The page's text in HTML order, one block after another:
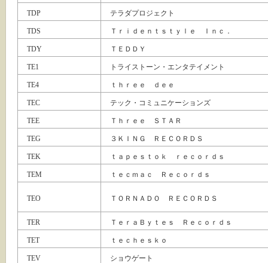
TDP テラダプロジェクト
TDS Ｔｒｉｄｅｎｔｓｔｙｌｅ Ｉｎｃ．
TDY ＴＥＤＤＹ
TE1 トライストーン・エンタテイメント
TE4 ｔｈｒｅｅ ｄｅｅ
TEC テック・コミュニケーションズ
TEE Ｔｈｒｅｅ ＳＴＡＲ
TEG ３ＫＩＮＧ ＲＥＣＯＲＤＳ
TEK ｔａｐｅｓｔｏｋ ｒｅｃｏｒｄｓ
TEM ｔｅｃｍａｃ Ｒｅｃｏｒｄｓ
TEO ＴＯＲＮＡＤＯ ＲＥＣＯＲＤＳ
TER ＴｅｒａＢｙｔｅｓ Ｒｅｃｏｒｄｓ
TET ｔｅｃｈｅｓｋｏ
TEV ショウゲート